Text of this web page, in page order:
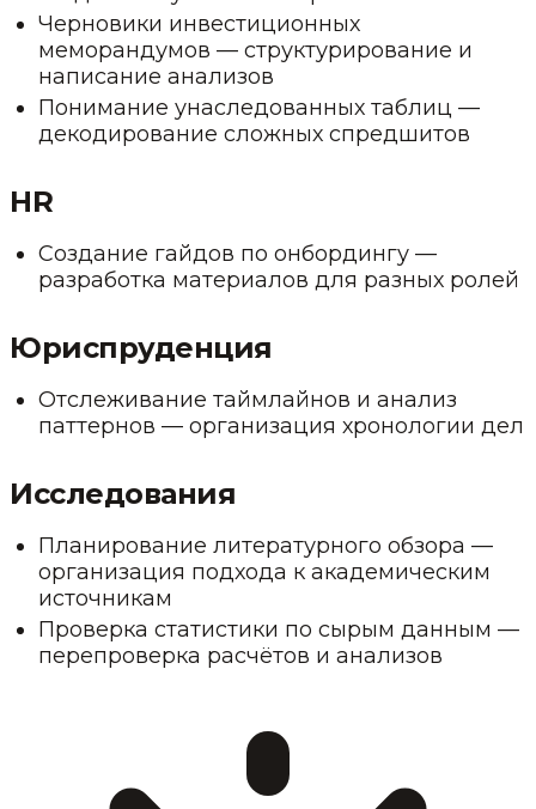
Черновики инвестиционных
меморандумов — структурирование и
написание анализов
Понимание унаследованных таблиц —
декодирование сложных спредшитов
HR
Создание гайдов по онбордингу —
разработка материалов для разных ролей
Юриспруденция
Отслеживание таймлайнов и анализ
паттернов — организация хронологии дел
Исследования
Планирование литературного обзора —
организация подхода к академическим
источникам
Проверка статистики по сырым данным —
перепроверка расчётов и анализов